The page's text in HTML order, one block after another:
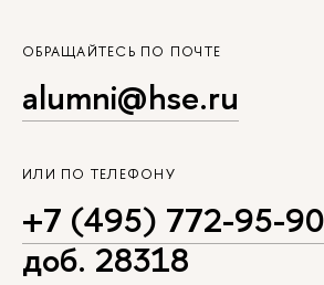
ОБРАЩАЙТЕСЬ ПО ПОЧТЕ
alumni@hse.ru
ИЛИ ПО ТЕЛЕФОНУ
+7 (495) 772-95-90
доб. 28318